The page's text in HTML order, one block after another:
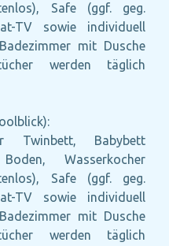
Safe (ggf. geg.
TV sowie individuell
mit Dusche
werden täglich
Twinbett, Babybett
Wasserkocher
Safe (ggf. geg.
TV sowie individuell
mit Dusche
werden täglich